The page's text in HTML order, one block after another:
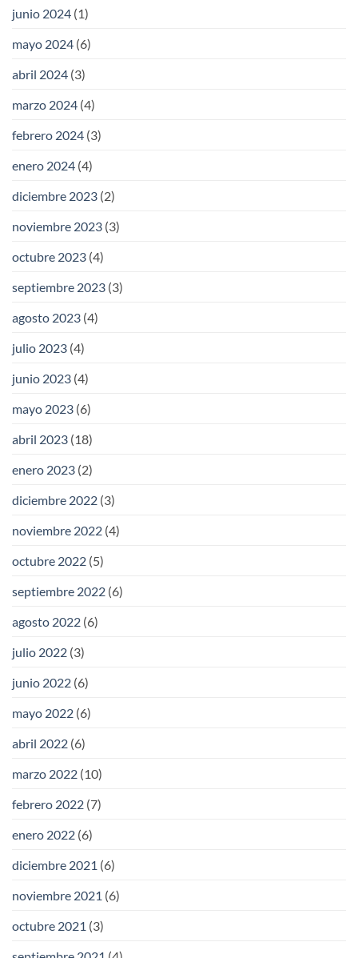
junio 2024 (1)
mayo 2024 (6)
abril 2024 (3)
marzo 2024 (4)
febrero 2024 (3)
enero 2024 (4)
diciembre 2023 (2)
noviembre 2023 (3)
octubre 2023 (4)
septiembre 2023 (3)
agosto 2023 (4)
julio 2023 (4)
junio 2023 (4)
mayo 2023 (6)
abril 2023 (18)
enero 2023 (2)
diciembre 2022 (3)
noviembre 2022 (4)
octubre 2022 (5)
septiembre 2022 (6)
agosto 2022 (6)
julio 2022 (3)
junio 2022 (6)
mayo 2022 (6)
abril 2022 (6)
marzo 2022 (10)
febrero 2022 (7)
enero 2022 (6)
diciembre 2021 (6)
noviembre 2021 (6)
octubre 2021 (3)